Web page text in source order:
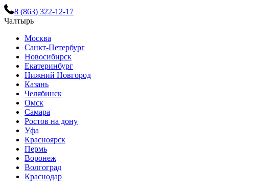
8 (863) 322-12-17
Чалтырь
Москва
Санкт-Петербург
Новосибирск
Екатеринбург
Нижний Новгород
Казань
Челябинск
Омск
Самара
Ростов на дону
Уфа
Красноярск
Пермь
Воронеж
Волгоград
Краснодар